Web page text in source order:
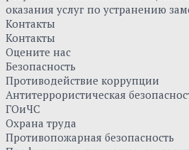
оказания услуг по устранению
Контакты
Контакты
Оцените нас
Безопасность
Противодействие коррупции
Антитеррористическая
ГОиЧС
Охрана труда
Противопожарная безопасность